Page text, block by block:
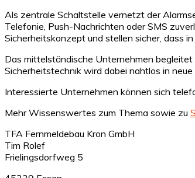
Als zentrale Schaltstelle vernetzt der
Telefonie, Push-Nachrichten oder SMS
Sicherheitskonzept und stellen sicher, dass
Das mittelständische Unternehmen
Sicherheitstechnik wird dabei nahtlos in
Interessierte Unternehmen können sich
Mehr Wissenswertes zum Thema sowie zu
TFA Fernmeldebau Kron GmbH
Tim Rolef
Frielingsdorfweg 5